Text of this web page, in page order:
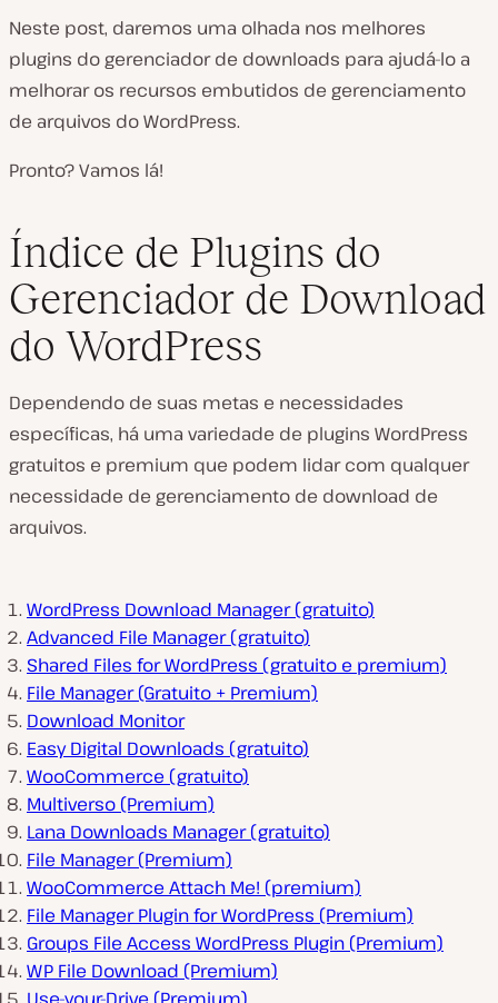
Neste post, daremos uma olhada nos melhores
plugins do gerenciador de downloads para ajudá-lo a
melhorar os recursos embutidos de gerenciamento
de arquivos do WordPress.
Pronto? Vamos lá!
Índice de Plugins do
Gerenciador de Download
do WordPress
Dependendo de suas metas e necessidades
específicas, há uma variedade de plugins WordPress
gratuitos e premium que podem lidar com qualquer
necessidade de gerenciamento de download de
arquivos.
WordPress Download Manager (gratuito)
Advanced File Manager (gratuito)
Shared Files for WordPress (gratuito e premium)
File Manager (Gratuito + Premium)
Download Monitor
Easy Digital Downloads (gratuito)
WooCommerce (gratuito)
Multiverso (Premium)
Lana Downloads Manager (gratuito)
File Manager (Premium)
WooCommerce Attach Me! (premium)
File Manager Plugin for WordPress (Premium)
Groups File Access WordPress Plugin (Premium)
WP File Download (Premium)
Use-your-Drive (Premium)